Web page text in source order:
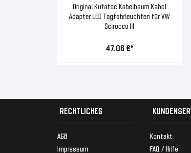
Original Kufatec Kabelbaum Kabel
Adapter LED Tagfahrleuchten für VW
Scirocco III
47,06 €*
RECHTLICHES
AGB
Impressum
Kontakt
FAQ / Hilfe